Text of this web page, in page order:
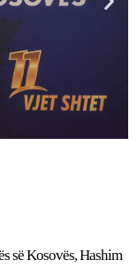
së Kosovës, Hashim